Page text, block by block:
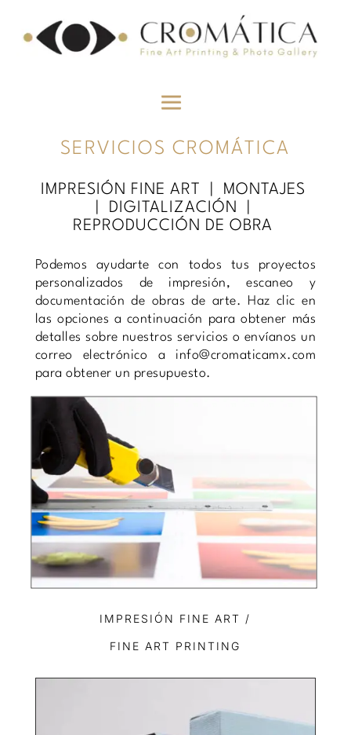
SERVICIOS CROMÁTICA
IMPRESIÓN FINE ART
| MONTAJES
| DIGITALIZACIÓN |
REPRODUCCIÓN DE OBRA
Podemos ayudarte con todos tus proyectos
personalizados de impresión, escaneo y
documentación de obras de arte. Haz clic en
las opciones a continuación para obtener más
detalles sobre nuestros servicios o envíanos un
correo electrónico a info@cromaticamx.com
para obtener un presupuesto.
IMPRESIÓN FINE ART /
FINE ART PRINTING